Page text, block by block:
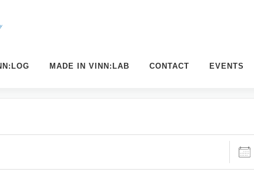
MADE IN VINN:LAB CONTACT EVENTS
Datum: